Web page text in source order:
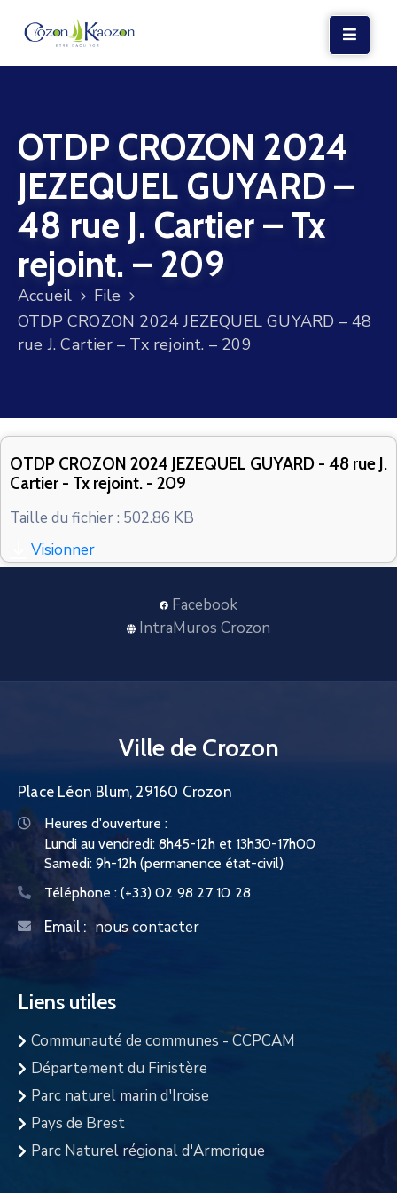
VIE
LOCALE
VIE
SOCIALE
TERRE
ET
MER
VOS
OTDP CROZON 2024
JEZEQUEL GUYARD –
48 rue J. Cartier – Tx
rejoint. – 209
Accueil
File
OTDP CROZON 2024 JEZEQUEL GUYARD – 48
rue J. Cartier – Tx rejoint. – 209
OTDP CROZON 2024 JEZEQUEL GUYARD - 48 rue J.
Cartier - Tx rejoint. - 209
Taille du fichier : 502.86 KB
Visionner
Facebook
IntraMuros Crozon
Ville de Crozon
Place Léon Blum, 29160 Crozon
Heures d'ouverture :
Lundi au vendredi: 8h45-12h et 13h30-17h00
Samedi: 9h-12h (permanence état-civil)
Téléphone : (+33) 02 98 27 10 28
Email : nous contacter
Liens utiles
Communauté de communes - CCPCAM
Département du Finistère
Parc naturel marin d'Iroise
Pays de Brest
Parc Naturel régional d'Armorique